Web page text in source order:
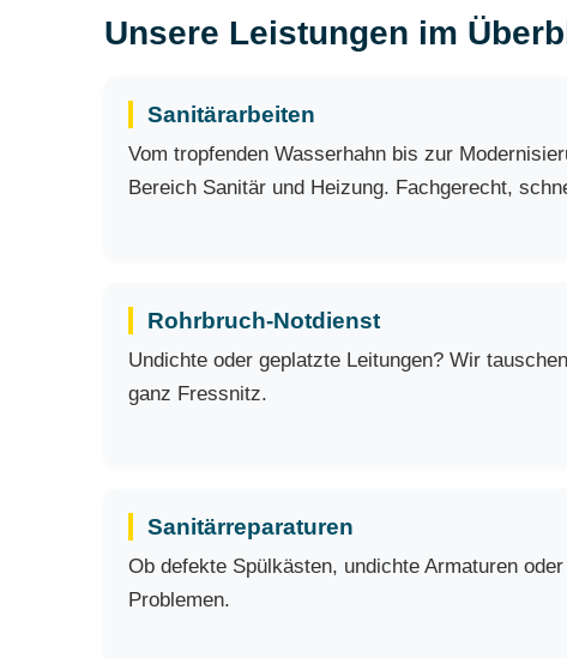
Unsere Leistungen im
Sanitärarbeiten
Vom tropfenden Wasserhahn bis zur
Bereich Sanitär und Heizung. Fachgerecht,
Rohrbruch-Notdienst
Undichte oder geplatzte Leitungen? Wir
ganz Fressnitz.
Sanitärreparaturen
Ob defekte Spülkästen, undichte Armaturen
Problemen.